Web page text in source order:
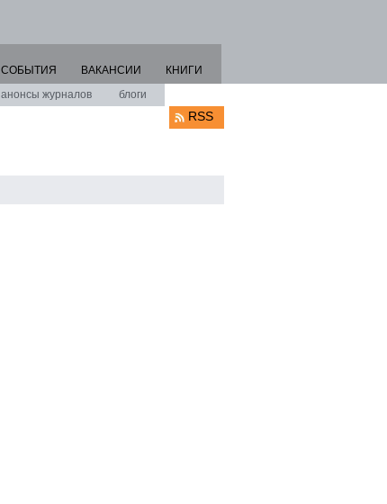
анонсы журналов блоги
СОБЫТИЯ ВАКАНСИИ КНИГИ
RSS